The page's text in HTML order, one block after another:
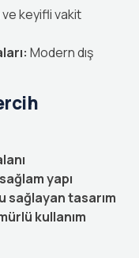
ve keyifli vakit
Modern dış
yapı
sağlayan tasarım
kullanım